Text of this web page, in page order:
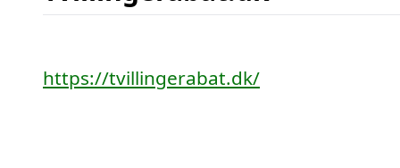
https://tvillingerabat.dk/